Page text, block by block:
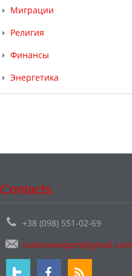
Миграции
Религия
Финансы
Энергетика
Contacts
+38 (098) 551-02-69
matveevexpert@gmail.com